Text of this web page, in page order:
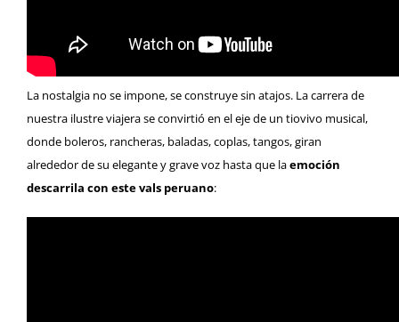
La nostalgia no se impone, se construye sin atajos. La carrera de
nuestra ilustre viajera se convirtió en el eje de un tiovivo musical,
donde boleros, rancheras, baladas, coplas, tangos, giran
alrededor de su elegante y grave voz hasta que laemoción
descarrila con este vals peruano: